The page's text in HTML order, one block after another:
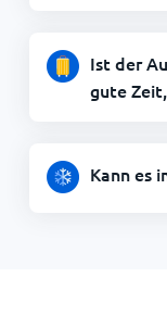
Ist der
gute
Kann es